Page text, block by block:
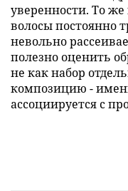
уверенности. То же
волосы постоянно
невольно
полезно оценить
не как набор
композицию -
ассоциируется с